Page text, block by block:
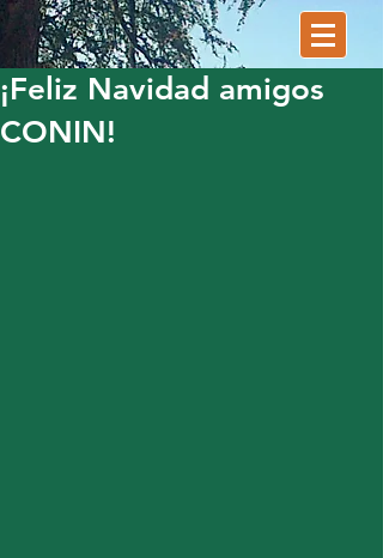
¡Feliz Navidad amigos
CONIN!